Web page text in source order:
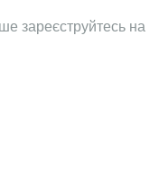
зареєструйтесь на